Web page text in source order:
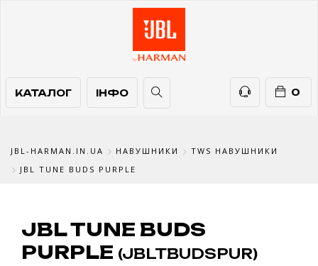
КАТАЛОГ
КАТАЛОГ ІНФО
ІНФО 0
ТЕЛЕФОНИ
JBL-HARMAN.IN.UA НАВУШНИКИ
TWS НАВУШНИКИ
JBL TUNE BUDS PURPLE
JBL TUNE BUDS
PURPLE (JBLTBUDSPUR)